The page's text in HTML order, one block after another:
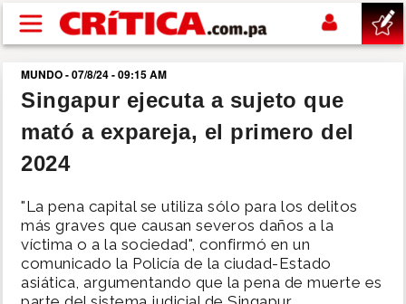
Pasar al contenido principal
buscar
SUCESOS
POLÍTICA
SHOW
MUNDO - 07/8/24 - 09:15 AM
Singapur ejecuta a sujeto que
mató a expareja, el primero del
2024
"La pena capital se utiliza sólo para los delitos
más graves que causan severos daños a la
víctima o a la sociedad", confirmó en un
comunicado la Policía de la ciudad-Estado
asiática, argumentando que la pena de muerte es